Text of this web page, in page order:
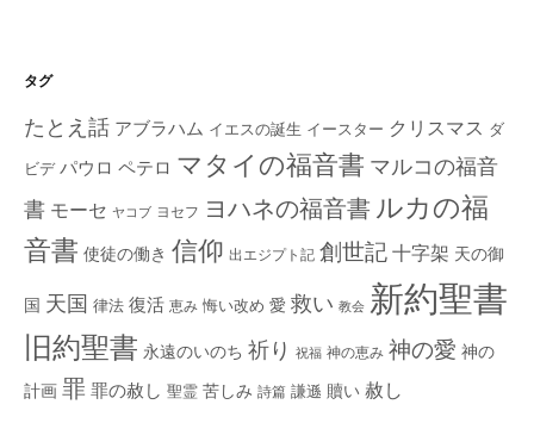
タグ
たとえ話 アブラハム イエスの誕生 イースター クリスマス ダ
ビデ パウロ ペテロ マタイの福音書 マルコの福音
書 モーセ ヤコブ ヨセフ ヨハネの福音書 ルカの福
音書 使徒の働き 信仰 出エジプト記 創世記 十字架 天の御
国 天国 律法 復活 恵み 悔い改め 愛 救い 教会 新約聖書
旧約聖書 永遠のいのち 祈り 祝福 神の恵み 神の愛 神の
計画 罪 罪の赦し 聖霊 苦しみ 詩篇 謙遜 贖い 赦し